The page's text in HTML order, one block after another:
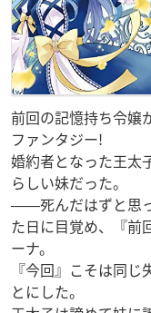
前回の記憶持ち令嬢
ファンタジー!
婚約者となった王太
らしい妹だった。
――死んだはずと思
た日に目覚め、『前
ーナ。
『今回』こそは同
とにした。